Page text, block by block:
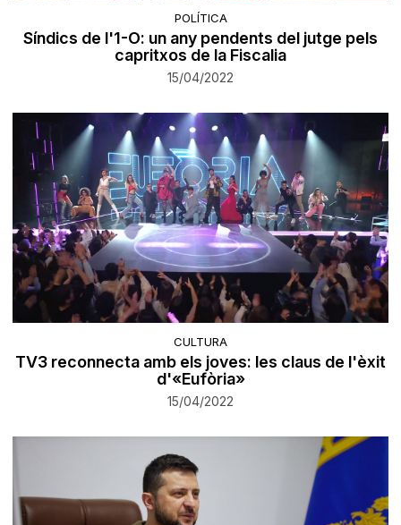
POLÍTICA
Síndics de l'1-O: un any pendents del jutge pels
capritxos de la Fiscalia
15/04/2022
CULTURA
TV3 reconnecta amb els joves: les claus de l'èxit
d'«Eufòria»
15/04/2022